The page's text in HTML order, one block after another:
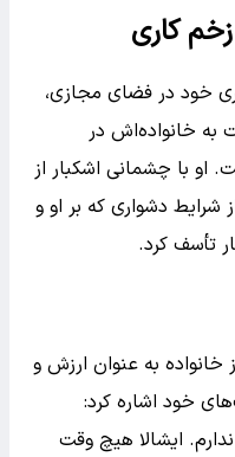
زخم کاری
خود در فضای مجازی،
به خانواده‌اش در
او با چشمانی اشکبار از
دشواری که بر او و
تأسف کرد.
خانواده به عنوان ارزش و
خود اشاره کرد:
ایشالا هیچ وقت